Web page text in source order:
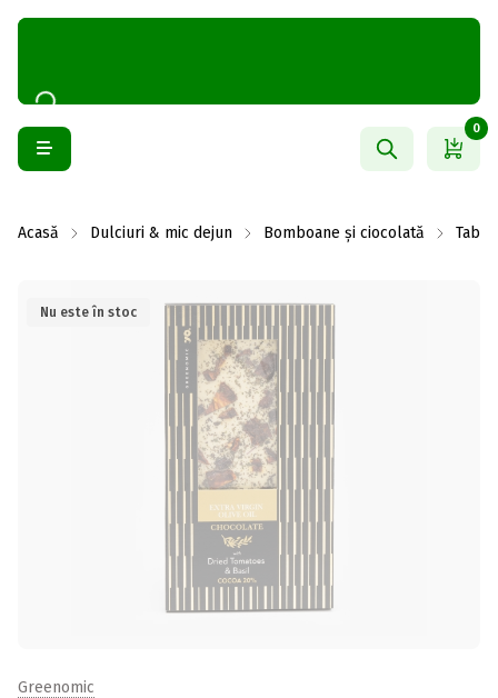
0
Acasă Dulciuri & mic dejun Bomboane și ciocolată
Nu este în stoc
Greenomic